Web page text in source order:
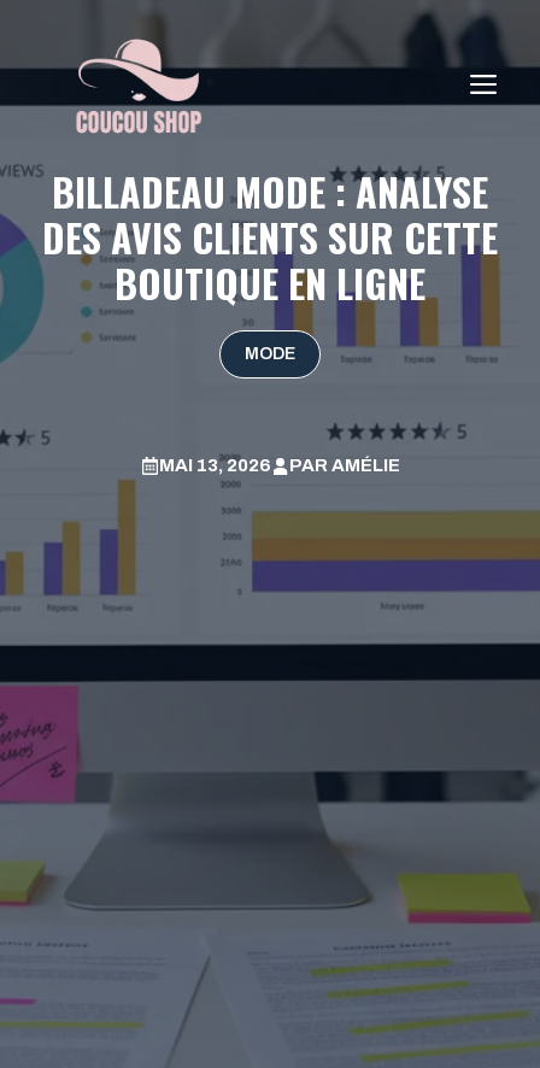
BILLADEAU MODE : ANALYSE
DES AVIS CLIENTS SUR CETTE
BOUTIQUE EN LIGNE
MODE
MAI 13, 2026 PAR AMÉLIE